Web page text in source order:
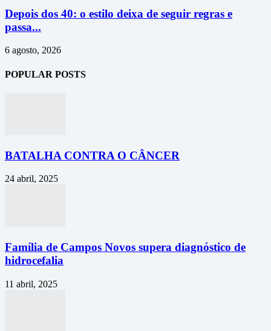
Depois dos 40: o estilo deixa de seguir regras e
passa...
6 agosto, 2026
POPULAR POSTS
BATALHA CONTRA O CÂNCER
24 abril, 2025
Família de Campos Novos supera diagnóstico de
hidrocefalia
11 abril, 2025